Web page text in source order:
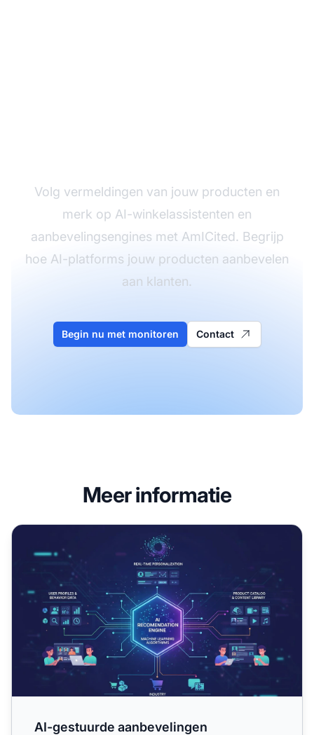
Volg vermeldingen van jouw producten en
merk op AI-winkelassistenten en
aanbevelingsengines met AmICited. Begrijp
hoe AI-platforms jouw producten aanbevelen
aan klanten.
Begin nu met monitoren Contact
Meer informatie
AI-gestuurde aanbevelingen
AI-gestuurde aanbevelingen